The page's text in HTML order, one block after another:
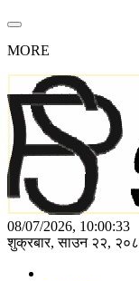
MORE
08/07/2026, 10:00:33
शुक्रबार, साउन २२,